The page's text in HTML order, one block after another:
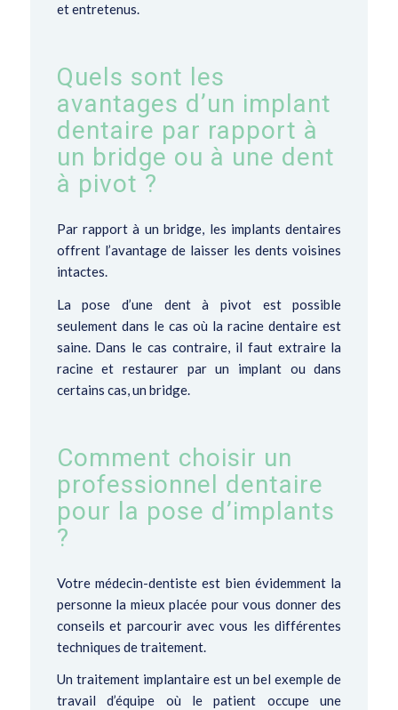
et entretenus.
Quels sont les
avantages d’un implant
dentaire par rapport à
un bridge ou à une dent
à pivot ?
Par rapport à un bridge, les implants dentaires
offrent l’avantage de laisser les dents voisines
intactes.
La pose d’une dent à pivot est possible
seulement dans le cas où la racine dentaire est
saine. Dans le cas contraire, il faut extraire la
racine et restaurer par un implant ou dans
certains cas, un bridge.
Comment choisir un
professionnel dentaire
pour la pose d’implants
?
Votre médecin-dentiste est bien évidemment la
personne la mieux placée pour vous donner des
conseils et parcourir avec vous les différentes
techniques de traitement.
Un traitement implantaire estun bel exemple de
travail d’équipe où le patient occupe une